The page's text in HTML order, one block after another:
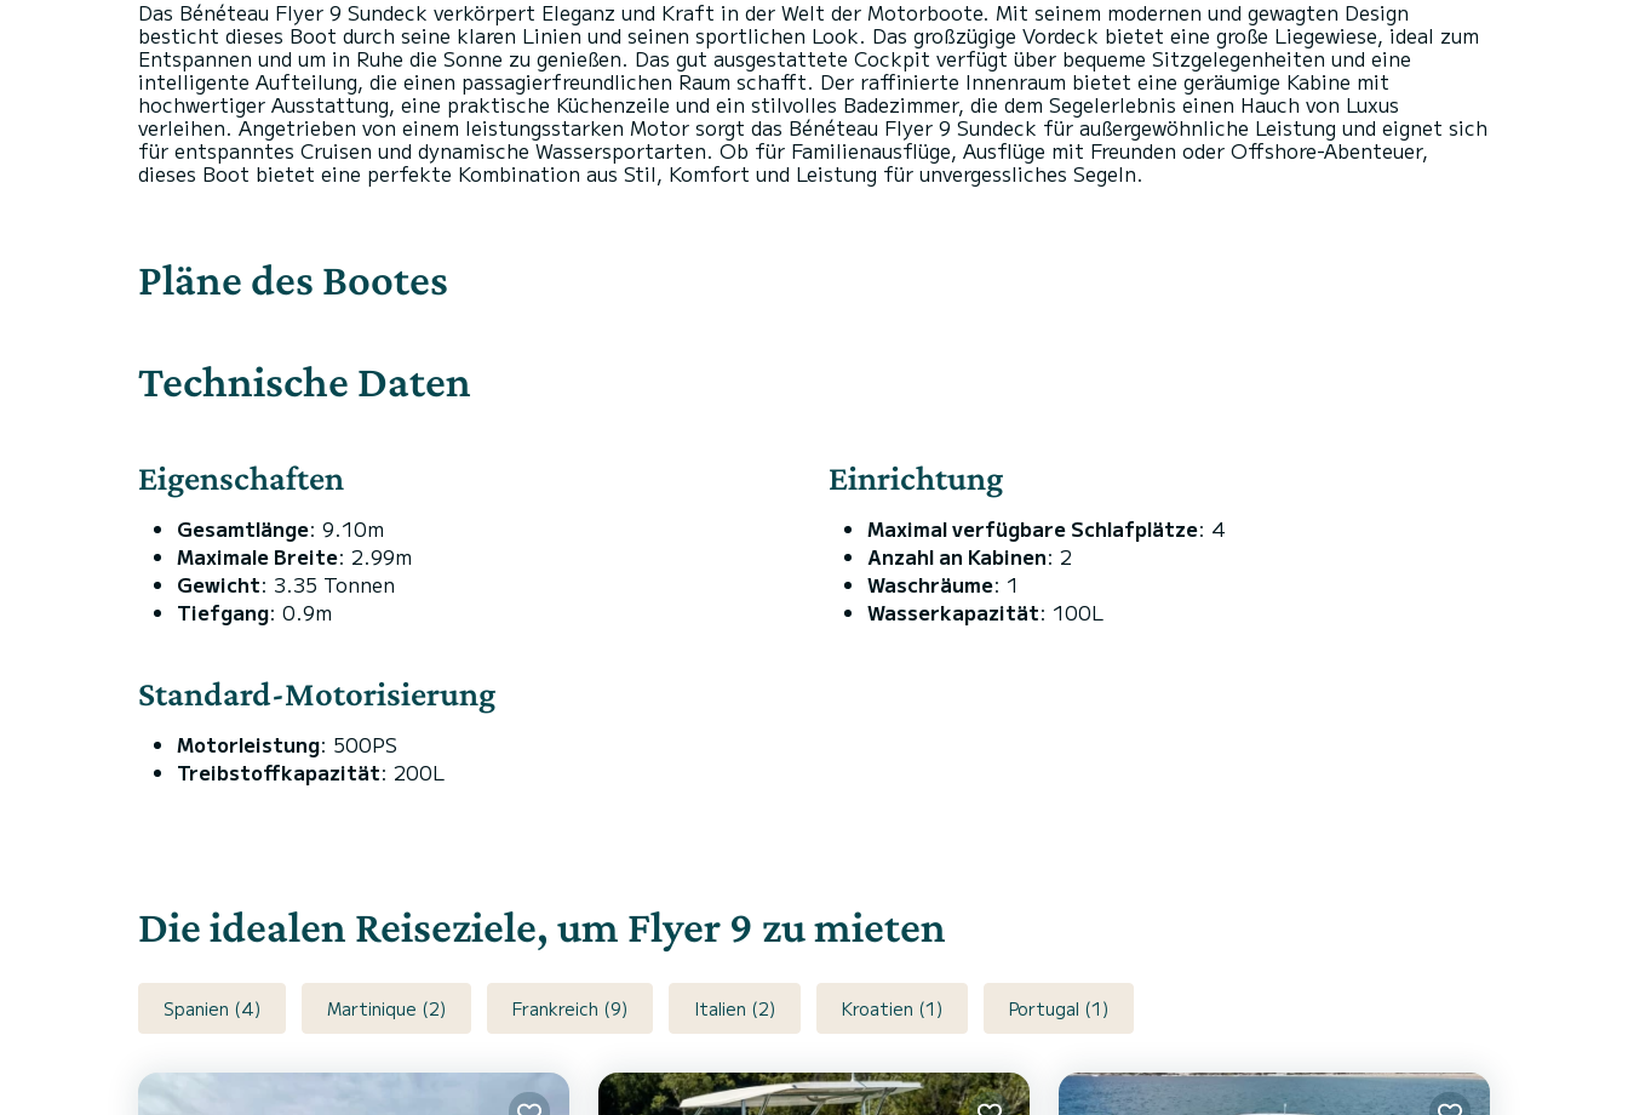
Das Bénéteau Flyer 9 Sundeck verkörpert Eleganz und Kraft in der Welt der Motorboote. Mit seinem modernen und gewagten Design
besticht dieses Boot durch seine klaren Linien und seinen sportlichen Look. Das großzügige Vordeck bietet eine große Liegewiese, ideal zum
Entspannen und um in Ruhe die Sonne zu genießen. Das gut ausgestattete Cockpit verfügt über bequeme Sitzgelegenheiten und eine
intelligente Aufteilung, die einen passagierfreundlichen Raum schafft. Der raffinierte Innenraum bietet eine geräumige Kabine mit
hochwertiger Ausstattung, eine praktische Küchenzeile und ein stilvolles Badezimmer, die dem Segelerlebnis einen Hauch von Luxus
verleihen. Angetrieben von einem leistungsstarken Motor sorgt das Bénéteau Flyer 9 Sundeck für außergewöhnliche Leistung und eignet sich
für entspanntes Cruisen und dynamische Wassersportarten. Ob für Familienausflüge, Ausflüge mit Freunden oder Offshore-Abenteuer,
Pläne des Bootes
Technische Daten
Eigenschaften
Gesamtlänge: 9.10m
Maximale Breite: 2.99m
Gewicht: 3.35 Tonnen
Tiefgang: 0.9m
Einrichtung
Maximal verfügbare Schlafplätze: 4
Anzahl an Kabinen: 2
Waschräume: 1
Wasserkapazität: 100L
Standard-Motorisierung
Motorleistung: 500PS
Treibstoffkapazität: 200L
Die idealen Reiseziele, um Flyer 9 zu mieten
Spanien (4) Martinique (2) Frankreich (9) Italien (2) Kroatien (1) Portugal (1)